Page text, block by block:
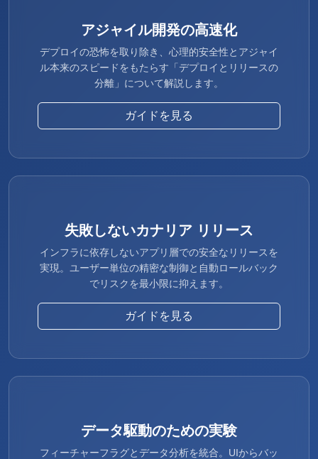
アジャイル開発の高速化
デプロイの恐怖を取り除き、心理的安全性とアジャイ
ル本来のスピードをもたらす「デプロイとリリースの
分離」について解説します。
ガイドを見る
失敗しないカナリア リリース
インフラに依存しないアプリ層での安全なリリースを
実現。ユーザー単位の精密な制御と自動ロールバック
でリスクを最小限に抑えます。
ガイドを見る
データ駆動のための実験
フィーチャーフラグとデータ分析を統合。UIからバッ